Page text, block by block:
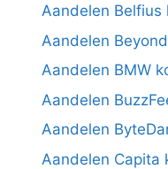
Aandelen Belfius
Aandelen
Aandelen BMW
Aandelen
Aandelen
Aandelen Capita